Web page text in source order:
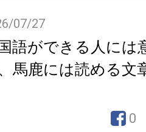
07/27
国語ができる人には
馬鹿には読める文
0